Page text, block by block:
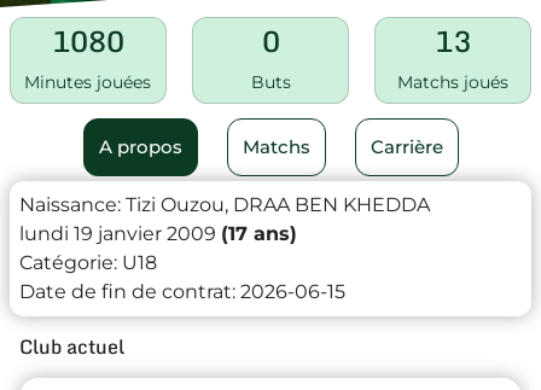
1080
Minutes jouées
0
Buts
13
Matchs joués
A propos Matchs Carrière
Naissance: Tizi Ouzou, DRAA BEN KHEDDA
lundi 19 janvier 2009 (17 ans)
Catégorie: U18
Date de fin de contrat: 2026-06-15
Club actuel